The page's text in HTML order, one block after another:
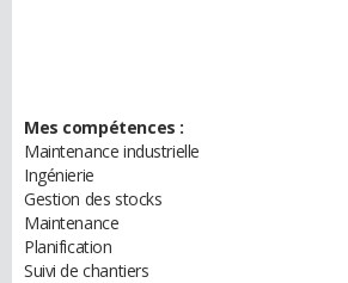
Mes compétences :
Maintenance industrielle
Ingénierie
Gestion des stocks
Maintenance
Planification
Suivi de chantiers